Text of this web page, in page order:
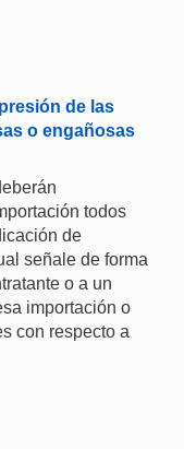
de las
o engañosas
todos
de
señale de forma
o a un
importación o
con respecto a